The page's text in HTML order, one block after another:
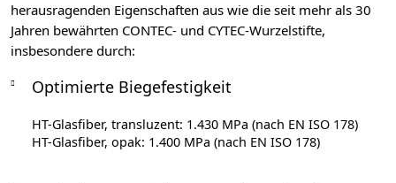
herausragenden Eigenschaften aus wie die seit mehr als 30
Jahren bewährten CONTEC- und CYTEC-Wurzelstifte,
insbesondere durch:
Optimierte Biegefestigkeit
HT-Glasfiber, transluzent: 1.430 MPa (nach EN ISO 178)
HT-Glasfiber, opak: 1.400 MPa (nach EN ISO 178)